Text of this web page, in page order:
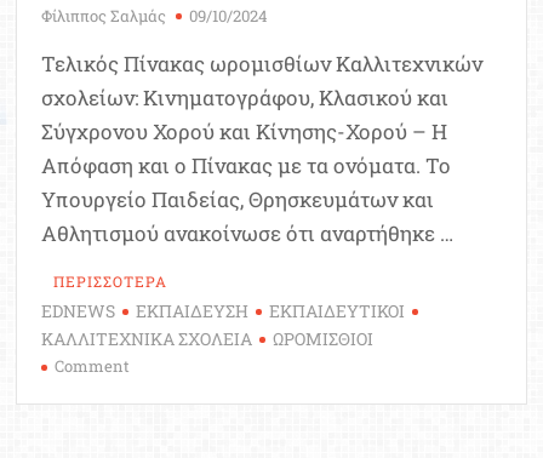
Φίλιππος Σαλμάς 09/10/2024
Τελικός Πίνακας ωρομισθίων Καλλιτεχνικών
σχολείων: Κινηματογράφου, Κλασικού και
Σύγχρονου Χορού και Κίνησης-Χορού – Η
Απόφαση και ο Πίνακας με τα ονόματα. Το
Υπουργείο Παιδείας, Θρησκευμάτων και
Αθλητισμού ανακοίνωσε ότι αναρτήθηκε …
ΠΕΡΙΣΣΟΤΕΡΑ
EDNEWS ΕΚΠΑΙΔΕΥΣΗ
ΕΚΠΑΙΔΕΥΤΙΚΟΙ
ΚΑΛΛΙΤΕΧΝΙΚΑ ΣΧΟΛΕΙΑ
ΩΡΟΜΙΣΘΙΟΙ
Comment